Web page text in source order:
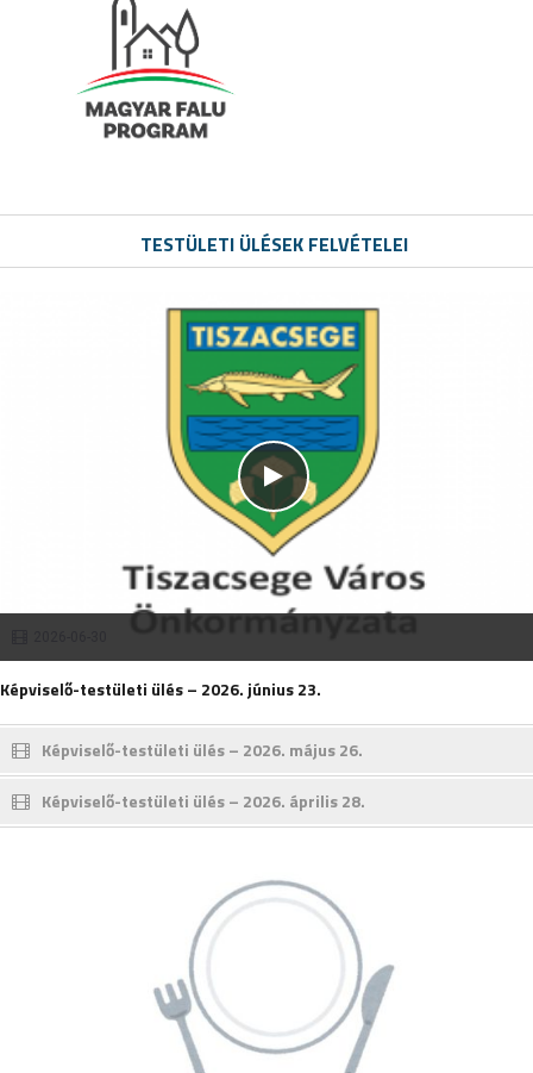
TESTÜLETI ÜLÉSEK FELVÉTELEI
Képviselő-testületi ülés – 2026. június 23.
Képviselő-testületi ülés – 2026. május 26.
Képviselő-testületi ülés – 2026. április 28.